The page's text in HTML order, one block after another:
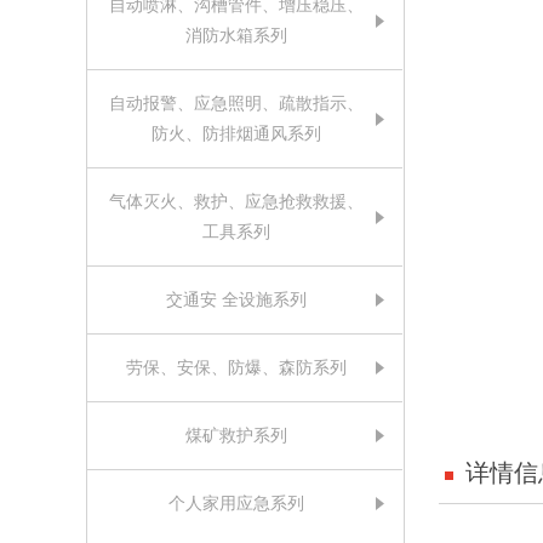
自动喷淋、沟槽管件、增压稳压、
消防水箱系列
自动报警、应急照明、疏散指示、
防火、防排烟通风系列
气体灭火、救护、应急抢救救援、
工具系列
交通安 全设施系列
劳保、安保、防爆、森防系列
煤矿救护系列
个人家用应急系列
详情